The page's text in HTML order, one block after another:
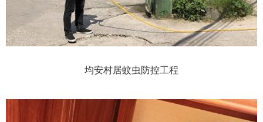
均安村居蚊虫防控工程